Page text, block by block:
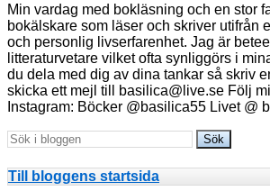
Min vardag med bokläsning och en stor
bokälskare som läser och skriver utifrån
och personlig livserfarenhet. Jag är
litteraturvetare vilket ofta synliggörs i
du dela med dig av dina tankar så skriv
skicka ett mejl till basilica@live.se Följ
Instagram: Böcker @basilica55 Livet @
Till bloggens startsida